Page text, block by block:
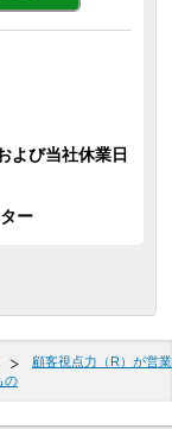
よび当社休業日
ー
顧客視点力（R）が営業
の